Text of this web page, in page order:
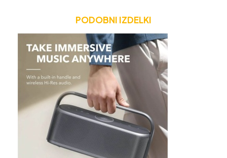
PODOBNI IZDELKI